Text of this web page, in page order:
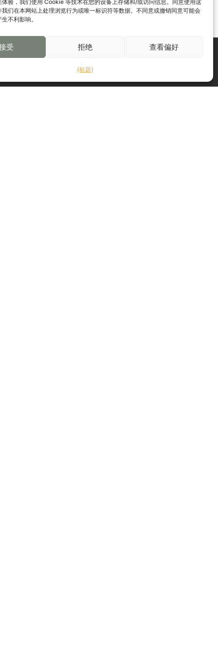
体验，我们使用 Cookie 等技术在您的设备上存储和/或访问信息。同意使用这
我们在本网站上处理浏览行为或唯一标识符等数据。不同意或撤销同意可能会
不利影响。
受 拒绝 查看偏好
{标题}